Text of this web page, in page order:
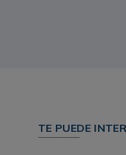
TE PUEDE